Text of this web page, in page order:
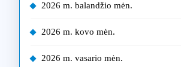
2026 m. balandžio mėn.
2026 m. kovo mėn.
2026 m. vasario mėn.